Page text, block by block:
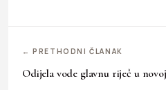
← PRETHODNI ČLANAK
Odijela vode glavnu riječ u